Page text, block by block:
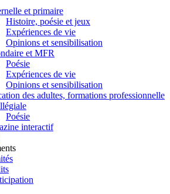
et primaire
Histoire, poésie et jeux
Expériences de vie
Opinions et sensibilisation
et MFR
Poésie
Expériences de vie
Opinions et sensibilisation
des adultes, formations professionnelle
Poésie
interactif